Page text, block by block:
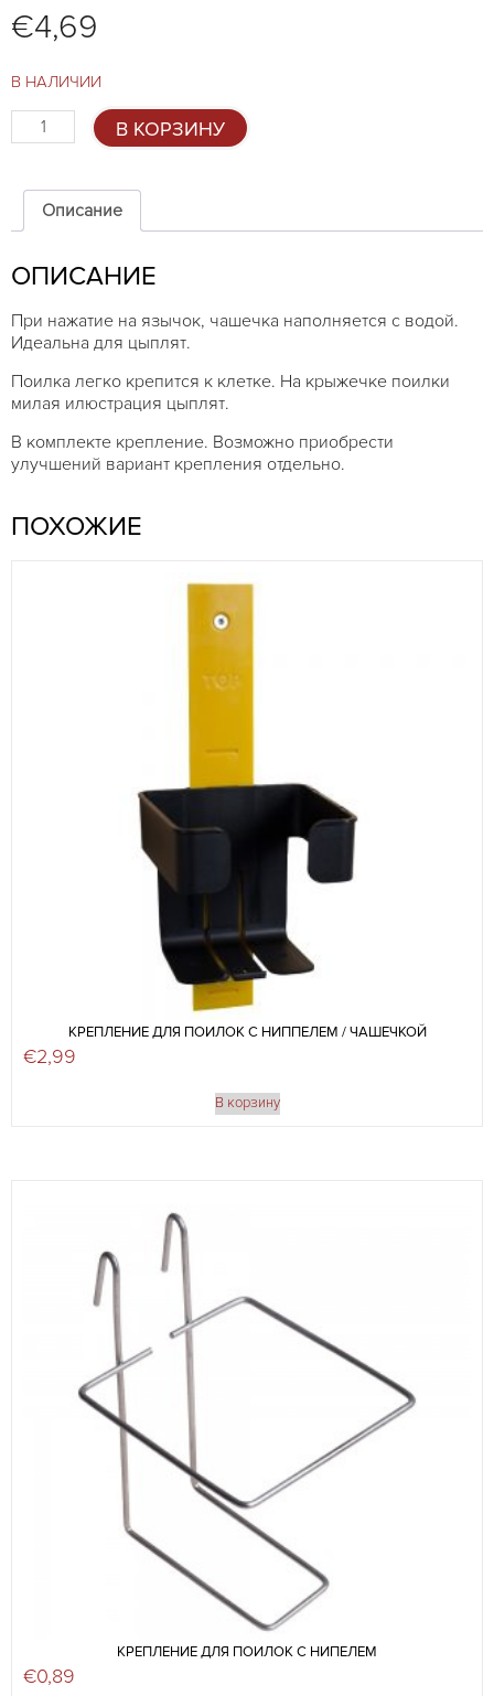
€4,69
В НАЛИЧИИ
Количество
товара
1л,
чашечкой
В КОРЗИНУ
Описание
ОПИСАНИЕ
При нажатие на язычок, чашечка наполняется с водой.
Идеальна для цыплят.
Поилка легко крепится к клетке. На крыжечке поилки
милая илюстрация цыплят.
В комплекте крепление. Возможно приобрести
улучшений вариант крепления отдельно.
ПОХОЖИЕ
КРЕПЛЕНИЕ ДЛЯ ПОИЛОК С НИППЕЛЕМ / ЧАШЕЧКОЙ
€2,99
В корзину
КРЕПЛЕНИЕ ДЛЯ ПОИЛОК С НИПЕЛЕМ
€0,89